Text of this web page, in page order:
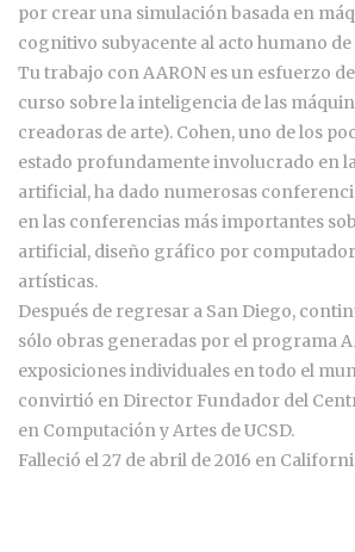
por crear una simulación basada en
cognitivo subyacente al acto humano
Tu trabajo con AARON es un esfuerzo
curso sobre la inteligencia de las
creadoras de arte). Cohen, uno de los
estado profundamente involucrado en
artificial, ha dado numerosas
en las conferencias más importantes
artificial, diseño gráfico por
artísticas.
Después de regresar a San Diego,
sólo obras generadas por el programa
exposiciones individuales en todo el
convirtió en Director Fundador del
en Computación y Artes de UCSD.
Falleció el 27 de abril de 2016 en